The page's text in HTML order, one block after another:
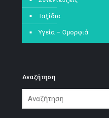
Ταξίδια
Υγεία – Ομορφιά
Αναζήτηση